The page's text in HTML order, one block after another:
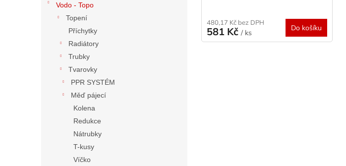
Vodo - Topo
Topení
Příchytky
Radiátory
Trubky
Tvarovky
PPR SYSTÉM
Měď pájecí
Kolena
Redukce
Nátrubky
T-kusy
Víčko
480,17 Kč bez DPH
581 Kč/ ks
Do košíku